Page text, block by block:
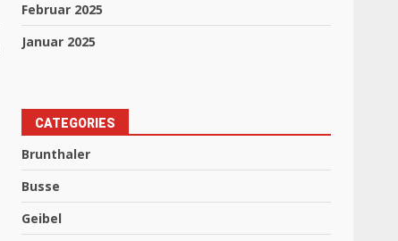
Februar 2025
Januar 2025
CATEGORIES
Brunthaler
Busse
Geibel